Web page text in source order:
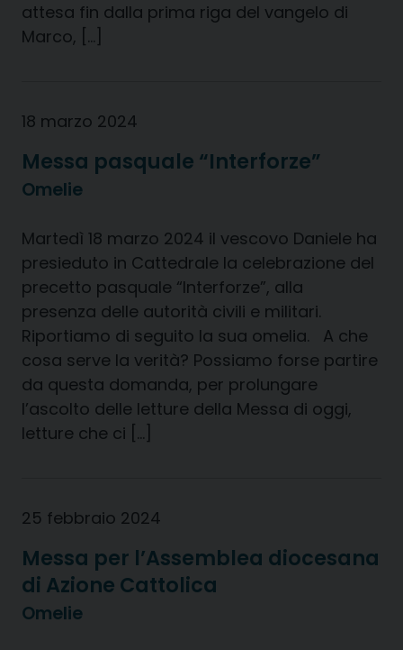
attesa fin dalla prima riga del vangelo di
Marco, […]
18 marzo 2024
Messa pasquale “Interforze”
Omelie
Martedì 18 marzo 2024 il vescovo Daniele ha
presieduto in Cattedrale la celebrazione del
precetto pasquale “Interforze”, alla
presenza delle autorità civili e militari.
Riportiamo di seguito la sua omelia. A che
cosa serve la verità? Possiamo forse partire
da questa domanda, per prolungare
l’ascolto delle letture della Messa di oggi,
letture che ci […]
25 febbraio 2024
Messa per l’Assemblea diocesana
di Azione Cattolica
Omelie